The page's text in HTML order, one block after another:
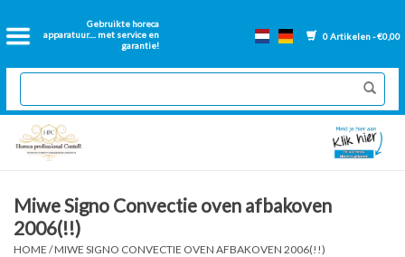
Gebruikte horeca
apparatuur.... met service en
garantie!
0 Artikelen - €0,00
Home
2dehands Horeca
Nieuwe apparatuur
GN Bakken
Miwe Signo Convectie oven afbakoven
2006(!!)
HOME /MIWE SIGNO CONVECTIE OVEN AFBAKOVEN 2006(!!)